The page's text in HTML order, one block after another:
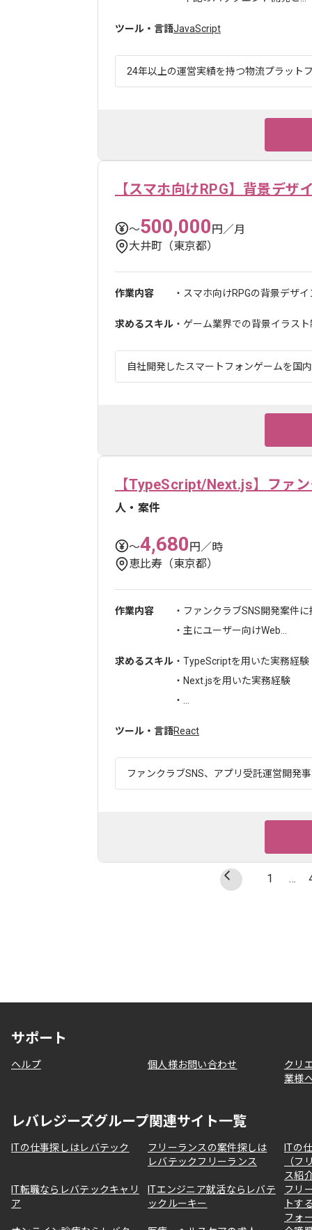
ツール・言語JavaScript
24年以上の運営実績を持つ物流プラット
【スマホ向けRPG】背景デザ
〜500,000円／月
大井町（東京都）
作業内容 ・スマホ向けRPGの背景デザ
求めるスキル ・ゲーム業界での背景イラス
自社開発したスマートフォンゲームを国
【TypeScript/Next.js】ファ
人・案件
〜4,680円／時
恵比寿（東京都）
作業内容
・ファンクラブSNS開発案件
・主にユーザー向けWeb...
求めるスキル ・TypeScriptを用いた実務経験
・Next.jsを用いた実務経験
・...
ツール・言語React
ファンクラブSNS、アプリ受託運営開発
1 …
サポート
ヘルプ 個人様お問い合わせ
クリ
業様
レバレジーズグループ関連サイト一覧
ITの仕事探しはレバテック
フリーランスの案件探しは
レバテックフリーランス
ITの
（フ
ス紹
IT転職ならレバテックキャリ
ア
ITエンジニア就活ならレバテ
ックルーキー
フリ
トす
フォ